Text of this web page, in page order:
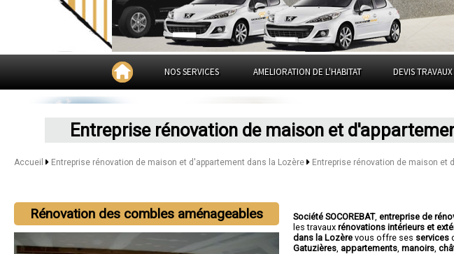
NOS SERVICES AMELIORATION DE L'HABITAT DEVIS TRAVAUX
Entreprise rénovation de maison et
Accueil Entreprise rénovation de maison et d'appartement dans la Lozère Entreprise rénovation de maison et
Rénovation des combles aménageables Société SOCOREBAT,entreprise de
les travauxrénovations intérieurs et
dans la Lozèrevous offre ses services
Gatuzières appartements ,manoirs ,